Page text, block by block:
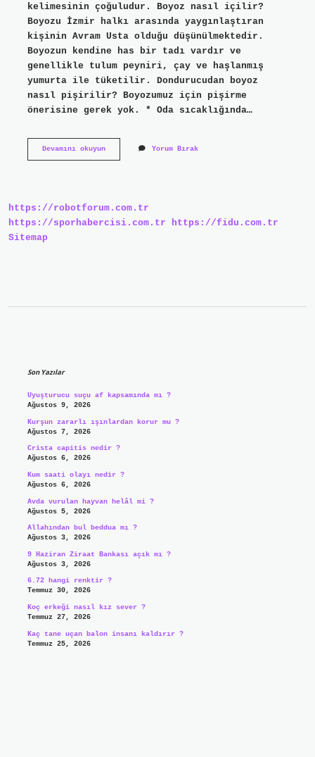
kelimesinin çoğuludur. Boyoz nasıl içilir?
Boyozu İzmir halkı arasında yaygınlaştıran
kişinin Avram Usta olduğu düşünülmektedir.
Boyozun kendine has bir tadı vardır ve
genellikle tulum peyniri, çay ve haşlanmış
yumurta ile tüketilir. Dondurucudan boyoz
nasıl pişirilir? Boyozumuz için pişirme
önerisine gerek yok. * Oda sıcaklığında…
Devamını okuyunBoyoz
Yorum Bırak
https://robotforum.com.tr
https://sporhabercisi.com.tr
https://fidu.com.tr
Sitemap
Son Yazılar
Uyuşturucu suçu af kapsamında mı ?
Ağustos 9, 2026
Kurşun zararlı ışınlardan korur mu ?
Ağustos 7, 2026
Crista capitis nedir ?
Ağustos 6, 2026
Kum saati olayı nedir ?
Ağustos 6, 2026
Avda vurulan hayvan helâl mi ?
Ağustos 5, 2026
Allahından bul beddua mı ?
Ağustos 3, 2026
9 Haziran Ziraat Bankası açık mı ?
Ağustos 3, 2026
6.72 hangi renktir ?
Temmuz 30, 2026
Koç erkeği nasıl kız sever ?
Temmuz 27, 2026
Kaç tane uçan balon insanı kaldırır ?
Temmuz 25, 2026